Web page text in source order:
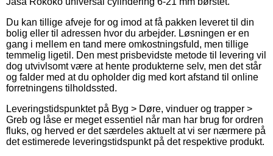
Du kan tillige afveje for og imod at få pakken leveret til din
bolig eller til adressen hvor du arbejder. Løsningen er en
gang i mellem en tand mere omkostningsfuld, men tillige
temmelig ligetil. Den mest prisbevidste metode til levering vil
dog utvivlsomt være at hente produkterne selv, men det står
og falder med at du opholder dig med kort afstand til online
forretningens tilholdssted.
Leveringstidspunktet på Byg > Døre, vinduer og trapper >
Greb og låse er meget essentiel når man har brug for ordren
fluks, og herved er det særdeles aktuelt at vi ser nærmere på
det estimerede leveringstidspunkt på det respektive produkt.